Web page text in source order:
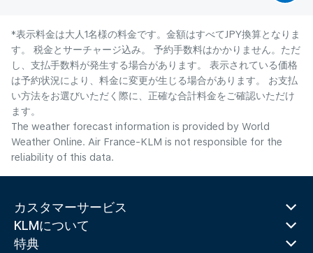
*表示料金は大人1名様の料金です。金額はすべてJPY換算となりま
す。 税金とサーチャージ込み。 予約手数料はかかりません。ただ
し、支払手数料が発生する場合があります。 表示されている価格
は予約状況により、料金に変更が生じる場合があります。 お支払
い方法をお選びいただく際に、正確な合計料金をご確認いただけ
ます。
The weather forecast information is provided by World
Weather Online. Air France-KLM is not responsible for the
reliability of this data.
カスタマーサービス
KLMについて
特典